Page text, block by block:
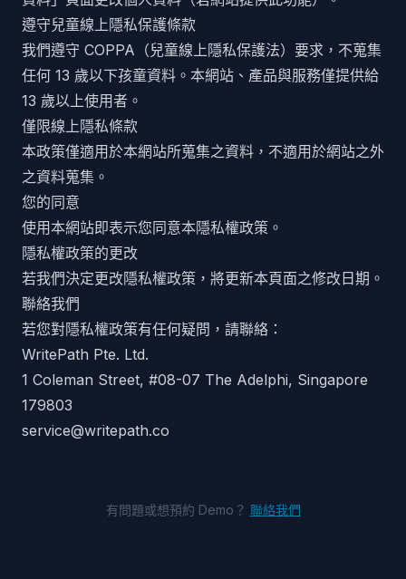
遵守兒童線上隱私保護條款
我們遵守 COPPA（兒童線上隱私保護法）要求，不蒐集
任何 13 歲以下孩童資料。本網站、產品與服務僅提供給
13 歲以上使用者。
僅限線上隱私條款
本政策僅適用於本網站所蒐集之資料，不適用於網站之外
之資料蒐集。
您的同意
使用本網站即表示您同意本隱私權政策。
隱私權政策的更改
若我們決定更改隱私權政策，將更新本頁面之修改日期。
聯絡我們
若您對隱私權政策有任何疑問，請聯絡：
WritePath Pte. Ltd.
1 Coleman Street, #08-07 The Adelphi, Singapore
179803
service@writepath.co
有問題或想預約 Demo？ 聯絡我們